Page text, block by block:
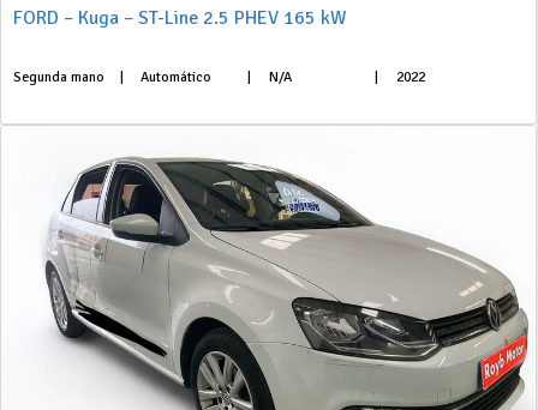
FORD – Kuga – ST-Line 2.5 PHEV 165 kW
Segunda mano Automático N/A 2022